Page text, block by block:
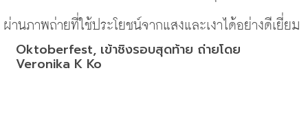
ผ่านภาพถ่ายที่ใช้ประโยชน์จากแสงและเงาได้อย่างดีเยี่ยม
Oktoberfest, เข้าชิงรอบสุดท้าย ถ่ายโดย
Veronika K Ko